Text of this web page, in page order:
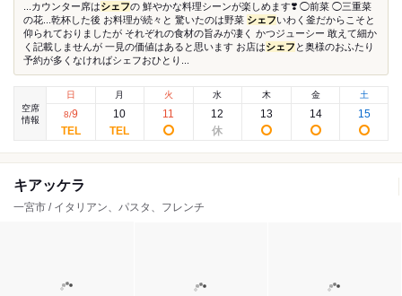
...カウンター席はシェフの 鮮やかな料理シーンが楽しめます❣️ ◯前菜 ◯三重菜
の花...乾杯した後 お料理が続々と 驚いたのは野菜 シェフいわく釜だからこそと
仰られておりましたが それぞれの食材の旨みが凄く かつジューシー 敢えて細か
く記載しませんが 一見の価値はあると思います お店はシェフ と奥様のおふたり
予約が多くなければシェフおひとり...
空席
情報
日
8/9
月
10
火
11
水
12
木
13
金
14
土
15
キアッケラ
一宮市 / イタリアン、パスタ、フレンチ